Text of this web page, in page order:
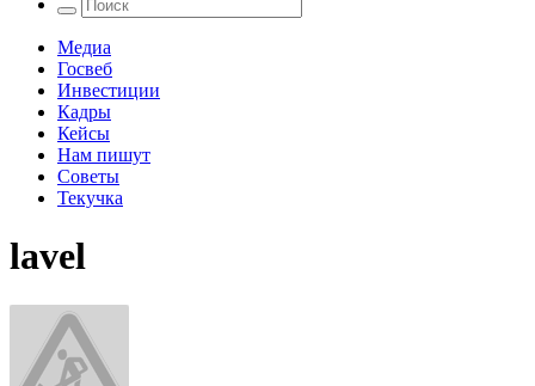
Медиа
Госвеб
Инвестиции
Кадры
Кейсы
Нам пишут
Советы
Текучка
lavel